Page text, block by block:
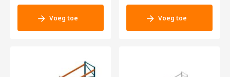
Voeg toe Voeg toe